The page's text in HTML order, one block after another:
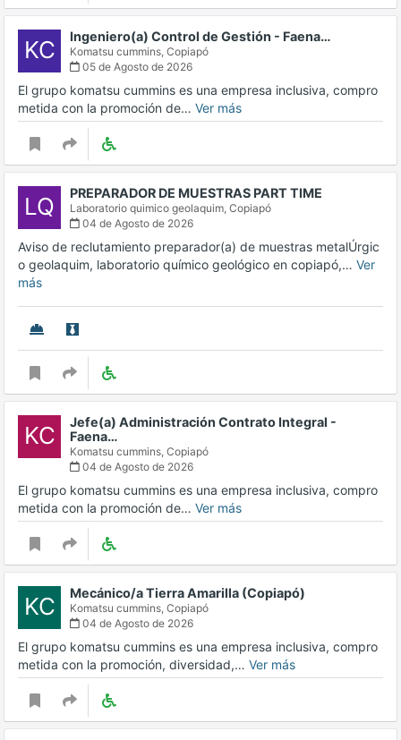
KC Ingeniero(a) Control de Gestión - Faena…
Komatsu cummins, Copiapó
05 de Agosto de 2026
El grupo komatsu cummins es una empresa inclusiva, compro
metida con la promoción de… Ver más
LQ PREPARADOR DE MUESTRAS PART TIME
Laboratorio quimico geolaquim, Copiapó
04 de Agosto de 2026
Aviso de reclutamiento preparador(a) de muestras metalÚrgic
o geolaquim, laboratorio químico geológico en copiapó,… Ver
más
KC
Jefe(a) Administración Contrato Integral -
Faena…
Komatsu cummins, Copiapó
04 de Agosto de 2026
El grupo komatsu cummins es una empresa inclusiva, compro
metida con la promoción de… Ver más
KC Mecánico/a Tierra Amarilla (Copiapó)
Komatsu cummins, Copiapó
04 de Agosto de 2026
El grupo komatsu cummins es una empresa inclusiva, compro
metida con la promoción, diversidad,… Ver más